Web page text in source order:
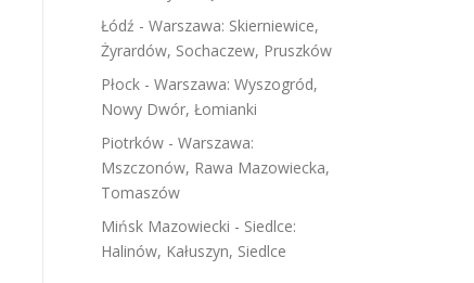
Łódź - Warszawa: Skierniewice,
Żyrardów, Sochaczew, Pruszków
Płock - Warszawa: Wyszogród,
Nowy Dwór, Łomianki
Piotrków - Warszawa:
Mszczonów, Rawa Mazowiecka,
Tomaszów
Mińsk Mazowiecki - Siedlce:
Halinów, Kałuszyn, Siedlce